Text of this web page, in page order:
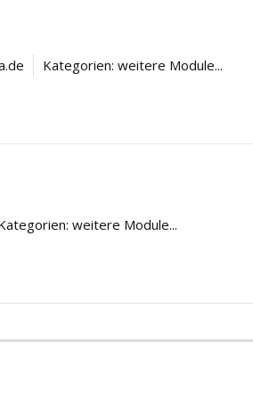
Kategorien: weitere Module...
weitere Module...